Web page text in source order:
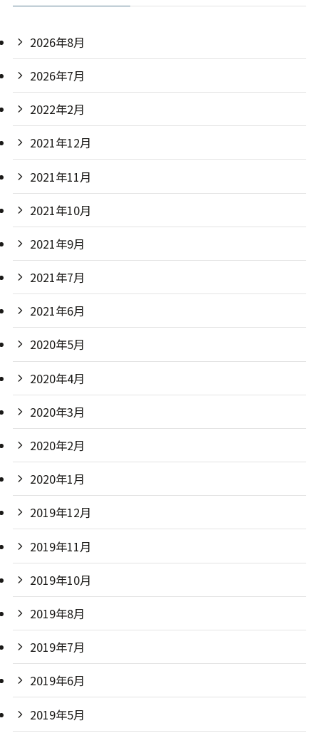
2026年8月
2026年7月
2022年2月
2021年12月
2021年11月
2021年10月
2021年9月
2021年7月
2021年6月
2020年5月
2020年4月
2020年3月
2020年2月
2020年1月
2019年12月
2019年11月
2019年10月
2019年8月
2019年7月
2019年6月
2019年5月